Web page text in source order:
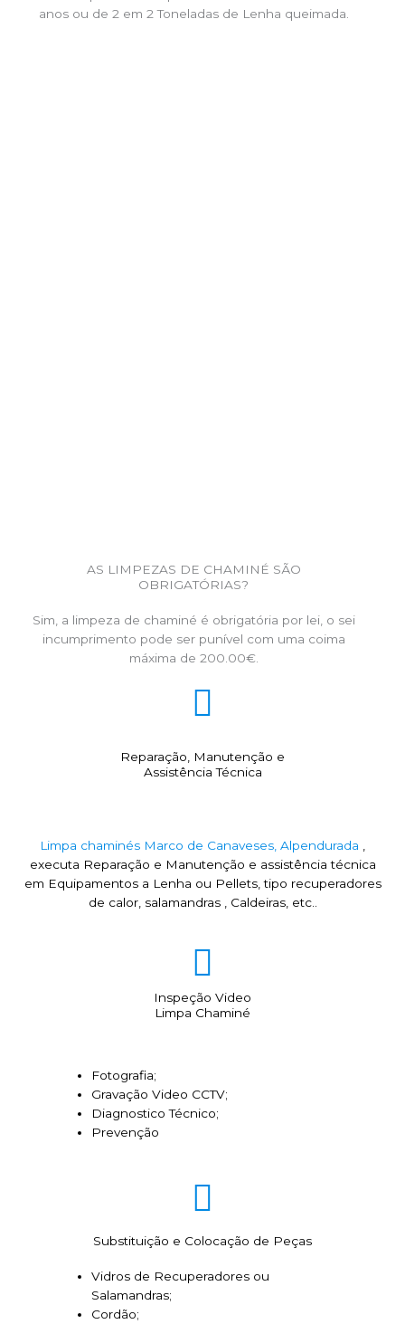
anos ou de 2 em 2 Toneladas de Lenha queimada.
AS LIMPEZAS DE CHAMINÉ SÃO
OBRIGATÓRIAS?
Sim, a limpeza de chaminé é obrigatória por lei, o sei
incumprimento pode ser punível com uma coima
máxima de 200.00€.
Reparação, Manutenção e
Assistência Técnica
Limpa chaminés Marco de Canaveses, Alpendurada ,
executa Reparação e Manutenção e assistência técnica
em Equipamentos a Lenha ou Pellets, tipo recuperadores
de calor, salamandras , Caldeiras, etc..
Inspeção Video
Limpa Chaminé
Fotografia;
Gravação Video CCTV;
Diagnostico Técnico;
Prevenção
Substituição e Colocação de Peças
Vidros de Recuperadores ou
Salamandras;
Cordão;